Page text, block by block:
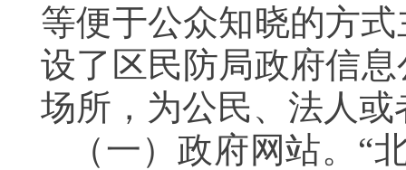
等便于公众知晓的方
设了区民防局政府信
场所，为公民、法人
（一）政府网站。“